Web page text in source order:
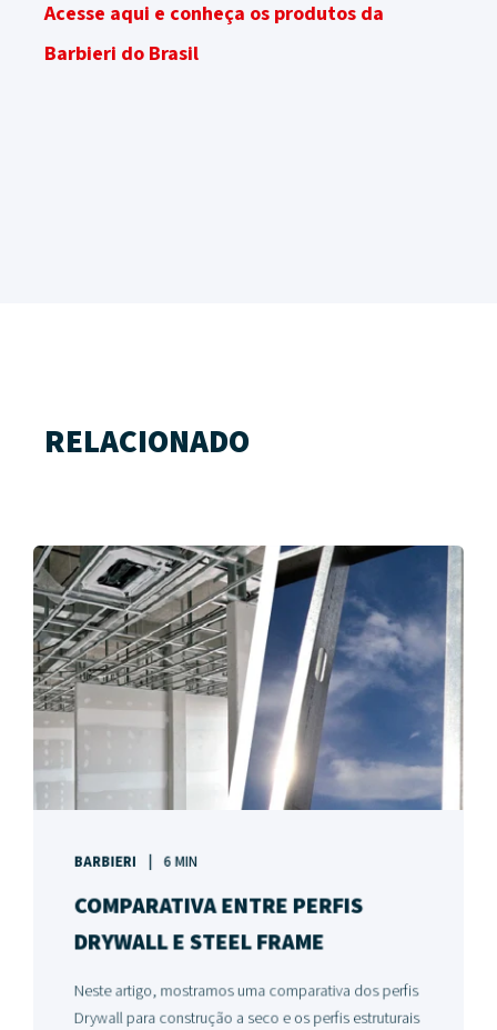
Acesse aqui e conheça os produtos da
Barbieri do Brasil
RELACIONADO
BARBIERI 6 MIN
COMPARATIVA ENTRE PERFIS
DRYWALL E STEEL FRAME
Neste artigo, mostramos uma comparativa dos perfis
Drywall para construção a seco e os perfis estruturais